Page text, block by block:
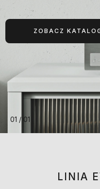
ZOBACZ
01 / 01
LINIA